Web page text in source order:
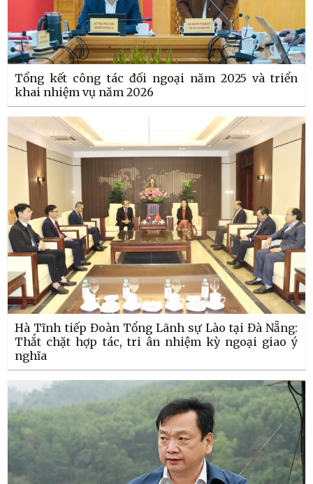
Tổng kết công tác đối ngoại năm 2025 và triển
khai nhiệm vụ năm 2026
Hà Tĩnh tiếp Đoàn Tổng Lãnh sự Lào tại Đà Nẵng:
Thắt chặt hợp tác, tri ân nhiệm kỳ ngoại giao ý
nghĩa